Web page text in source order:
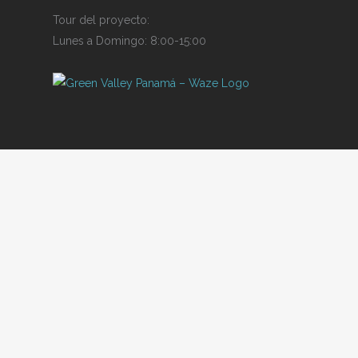
Tour del proyecto:
Lunes a Domingo: 8:00-15:00